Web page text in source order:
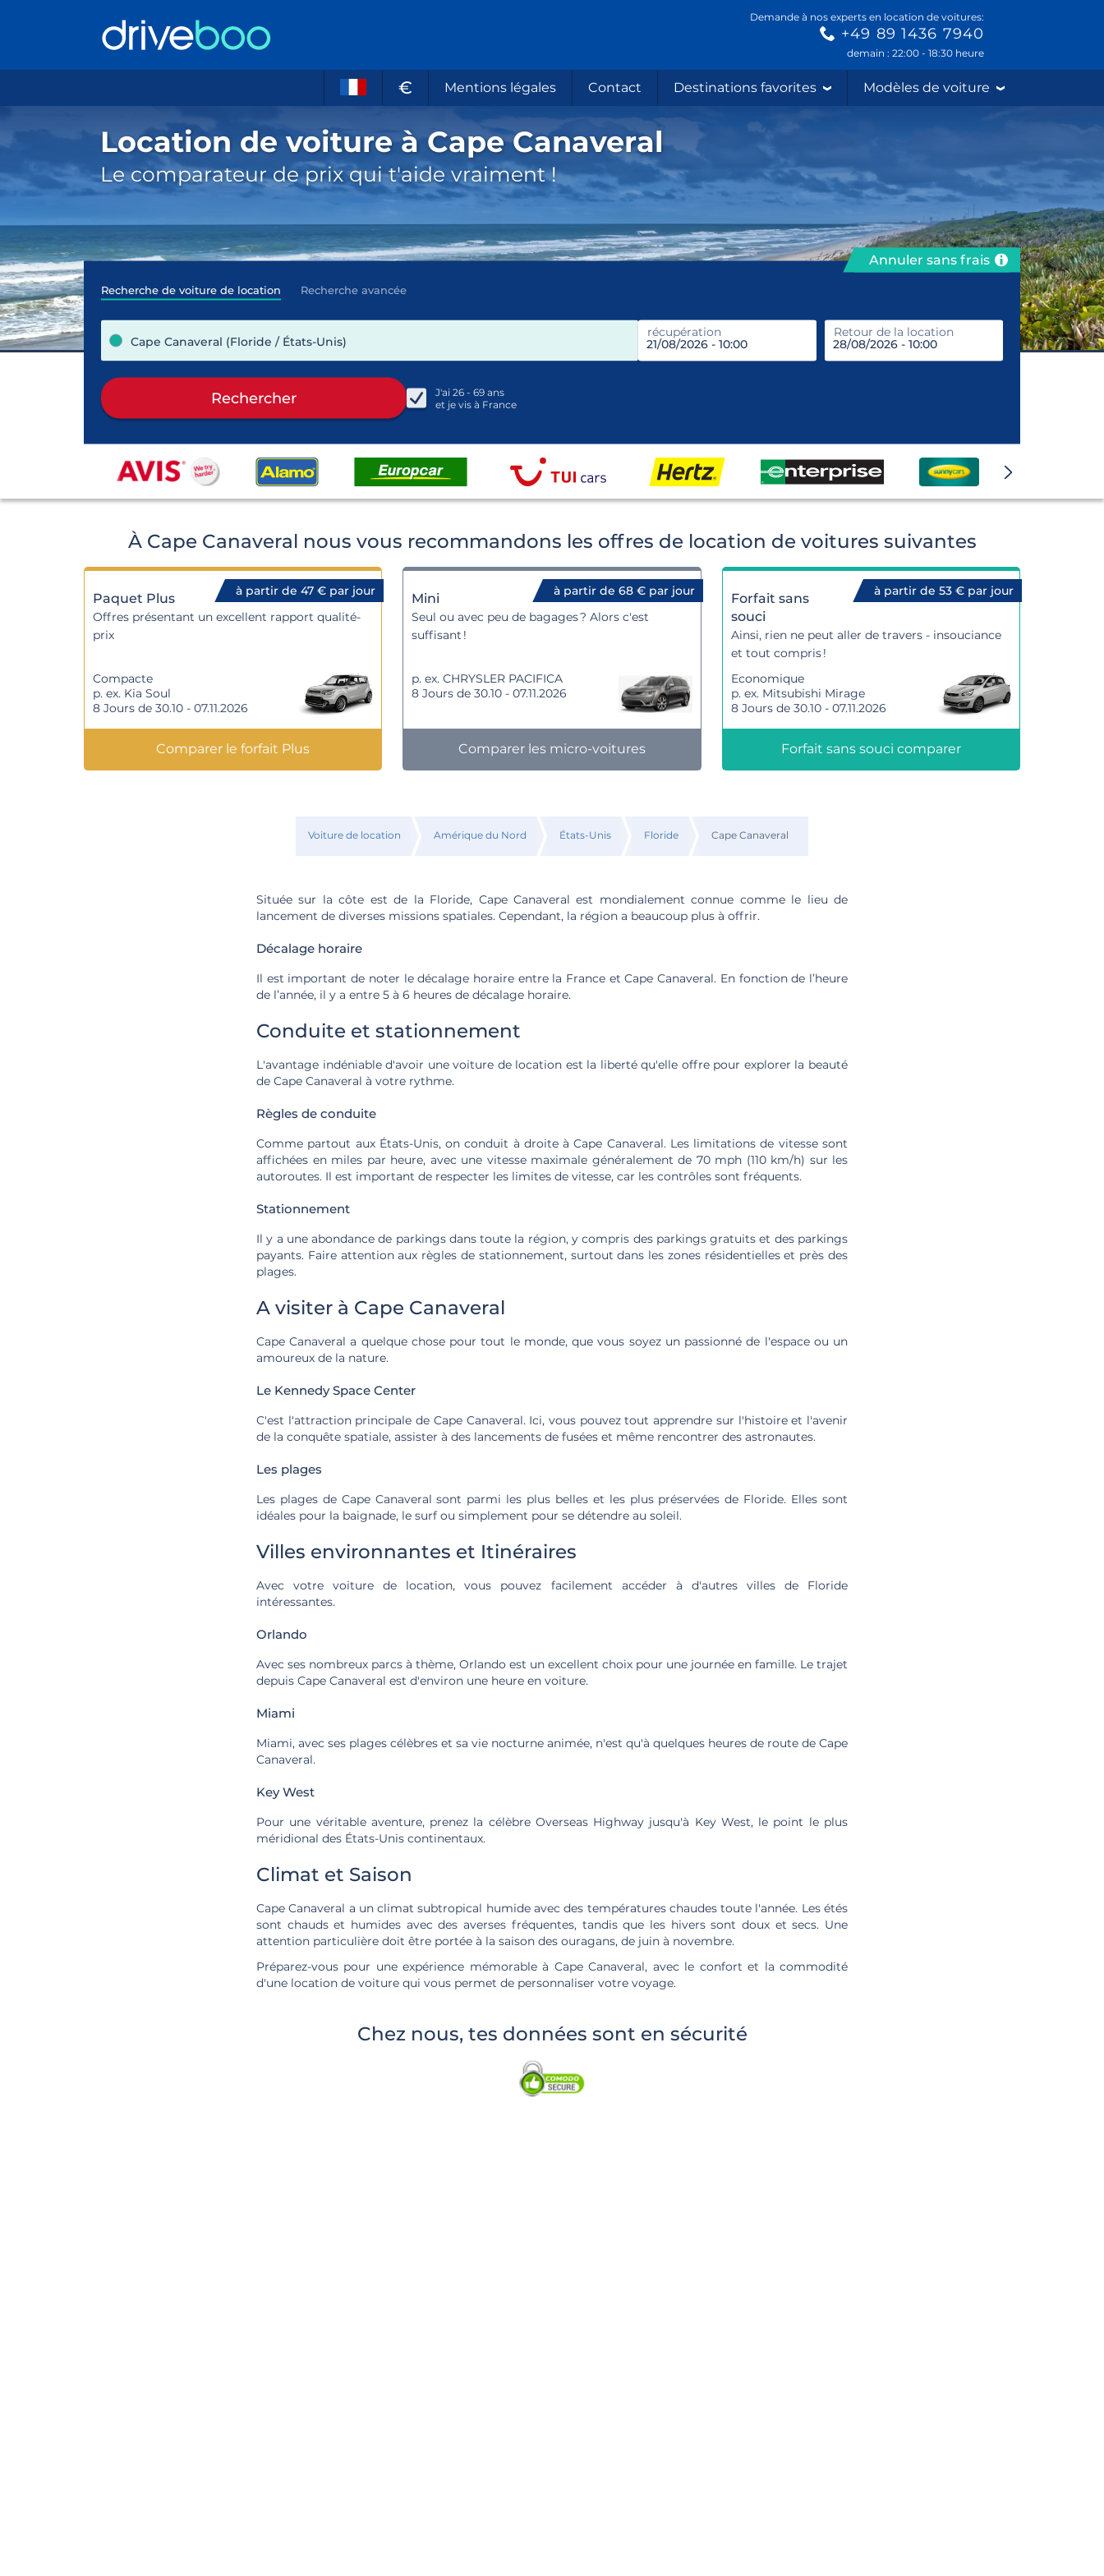
Demande à nos experts en location de voitures:
+49 89 1436 7940
demain : 22:00 - 18:30 heure
€ Mentions légales Contact Destinations favorites Modèles de voiture
Location de voiture à Cape Canaveral
Le comparateur de prix qui t'aide vraiment !
Annuler sans frais
Recherche de voiture de location Recherche avancée
Cape Canaveral (Floride / États-Unis)
récupération Retour de la location
prendre
J'ai 26 - 69 ans
et je vis à France
Rechercher
À Cape Canaveral nous vous recommandons les offres de location de voitures suivantes
à partir de 47 € par jour
Paquet Plus
Offres présentant un excellent rapport qualité-
prix
Compacte
p. ex. Kia Soul
8 Jours de 30.10 - 07.11.2026
Comparer le forfait Plus
à partir de 68 € par jour
Mini
Seul ou avec peu de bagages ? Alors c'est
suffisant !
p. ex. CHRYSLER PACIFICA
8 Jours de 30.10 - 07.11.2026
Comparer les micro-voitures
à partir de 53 € par jour
Forfait sans
souci
Ainsi, rien ne peut aller de travers - insouciance
et tout compris !
Economique
p. ex. Mitsubishi Mirage
8 Jours de 30.10 - 07.11.2026
Forfait sans souci comparer
Voiture de location Amérique du Nord États-Unis Floride Cape Canaveral
Située sur la côte est de la Floride, Cape Canaveral est mondialement connue comme le lieu de
lancement de diverses missions spatiales. Cependant, la région a beaucoup plus à offrir.
Décalage horaire
Il est important de noter le décalage horaire entre la France et Cape Canaveral. En fonction de l’heure
de l’année, il y a entre 5 à 6 heures de décalage horaire.
Conduite et stationnement
L'avantage indéniable d'avoir une voiture de location est la liberté qu'elle offre pour explorer la beauté
de Cape Canaveral à votre rythme.
Règles de conduite
Comme partout aux États-Unis, on conduit à droite à Cape Canaveral. Les limitations de vitesse sont
affichées en miles par heure, avec une vitesse maximale généralement de 70 mph (110 km/h) sur les
autoroutes. Il est important de respecter les limites de vitesse, car les contrôles sont fréquents.
Stationnement
Il y a une abondance de parkings dans toute la région, y compris des parkings gratuits et des parkings
payants. Faire attention aux règles de stationnement, surtout dans les zones résidentielles et près des
plages.
A visiter à Cape Canaveral
Cape Canaveral a quelque chose pour tout le monde, que vous soyez un passionné de l'espace ou un
amoureux de la nature.
Le Kennedy Space Center
C'est l'attraction principale de Cape Canaveral. Ici, vous pouvez tout apprendre sur l'histoire et l'avenir
de la conquête spatiale, assister à des lancements de fusées et même rencontrer des astronautes.
Les plages
Les plages de Cape Canaveral sont parmi les plus belles et les plus préservées de Floride. Elles sont
idéales pour la baignade, le surf ou simplement pour se détendre au soleil.
Villes environnantes et Itinéraires
Avec votre voiture de location, vous pouvez facilement accéder à d'autres villes de Floride
intéressantes.
Orlando
Avec ses nombreux parcs à thème, Orlando est un excellent choix pour une journée en famille. Le trajet
depuis Cape Canaveral est d'environ une heure en voiture.
Miami
Miami, avec ses plages célèbres et sa vie nocturne animée, n'est qu'à quelques heures de route de Cape
Canaveral.
Key West
Pour une véritable aventure, prenez la célèbre Overseas Highway jusqu'à Key West, le point le plus
méridional des États-Unis continentaux.
Climat et Saison
Cape Canaveral a un climat subtropical humide avec des températures chaudes toute l'année. Les étés
sont chauds et humides avec des averses fréquentes, tandis que les hivers sont doux et secs. Une
attention particulière doit être portée à la saison des ouragans, de juin à novembre.
Préparez-vous pour une expérience mémorable à Cape Canaveral, avec le confort et la commodité
d'une location de voiture qui vous permet de personnaliser votre voyage.
Chez nous, tes données sont en sécurité